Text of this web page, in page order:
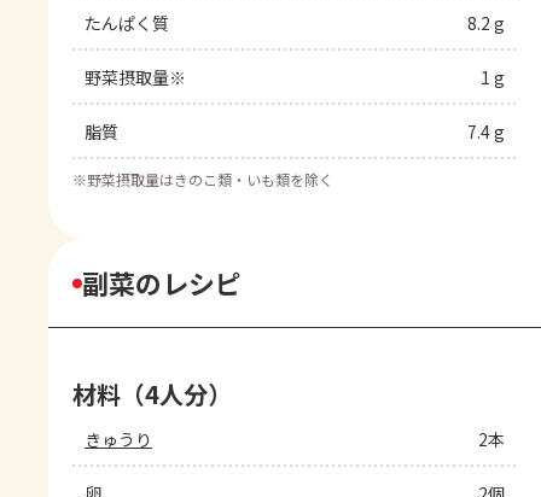
たんぱく質 8.2 g
野菜摂取量※ 1 g
脂質 7.4 g
※野菜摂取量はきのこ類・いも類を除く
副菜のレシピ
材料（4人分）
きゅうり 2本